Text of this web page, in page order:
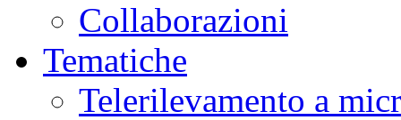
Collaborazioni
Tematiche
Telerilevamento a